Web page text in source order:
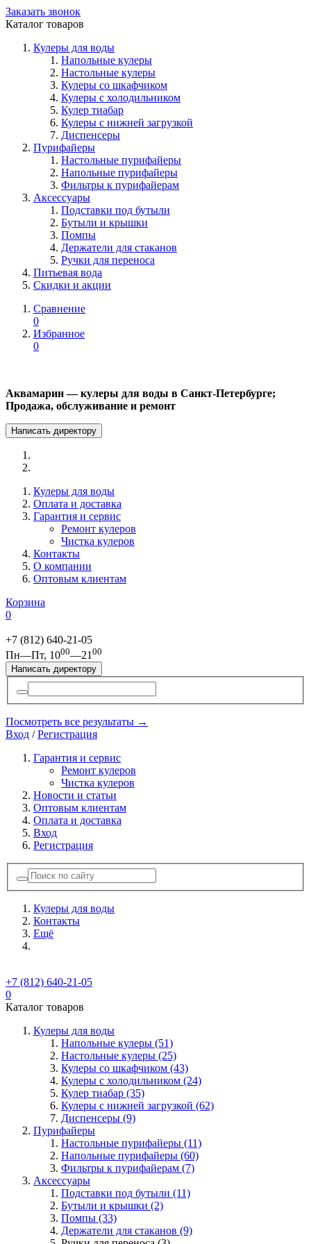
Заказать звонок
Каталог товаров
Кулеры для воды
Напольные кулеры
Настольные кулеры
Кулеры со шкафчиком
Кулеры с холодильником
Кулер тиабар
Кулеры с нижней загрузкой
Диспенсеры
Пурифайеры
Настольные пурифайеры
Напольные пурифайеры
Фильтры к пурифайерам
Аксессуары
Подставки под бутыли
Бутыли и крышки
Помпы
Держатели для стаканов
Ручки для переноса
Питьевая вода
Скидки и акции
Сравнение
0
Избранное
0
Аквамарин — кулеры для воды в Санкт-Петербурге;
Продажа, обслуживание и ремонт
Написать директору
Кулеры для воды
Оплата и доставка
Гарантия и сервис
Ремонт кулеров
Чистка кулеров
Контакты
О компании
Оптовым клиентам
Корзина
0
+7 (812) 640-21-05
Пн—Пт, 1000—21 00
Написать директору
Посмотреть все результаты →
Вход /Регистрация
Гарантия и сервис
Ремонт кулеров
Чистка кулеров
Новости и статьи
Оптовым клиентам
Оплата и доставка
Вход
Регистрация
Кулеры для воды
Контакты
Ещё
+7 (812) 640-21-05
0
Каталог товаров
Кулеры для воды
Напольные кулеры (51)
Настольные кулеры (25)
Кулеры со шкафчиком (43)
Кулеры с холодильником (24)
Кулер тиабар (35)
Кулеры с нижней загрузкой (62)
Диспенсеры (9)
Пурифайеры
Настольные пурифайеры (11)
Напольные пурифайеры (60)
Фильтры к пурифайерам (7)
Аксессуары
Подставки под бутыли (11)
Бутыли и крышки (2)
Помпы (33)
Держатели для стаканов (9)